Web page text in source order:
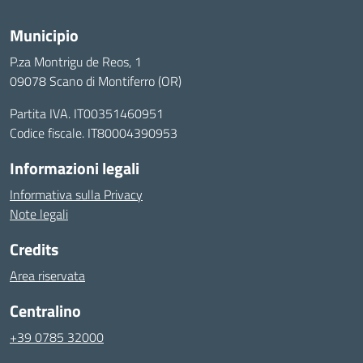
Municipio
P.za Montrigu de Reos, 1
09078 Scano di Montiferro (OR)
Partita IVA. IT00351460951
Codice fiscale. IT80004390953
Informazioni legali
Informativa sulla Privacy
Note legali
Credits
Area riservata
Centralino
+39 0785 32000